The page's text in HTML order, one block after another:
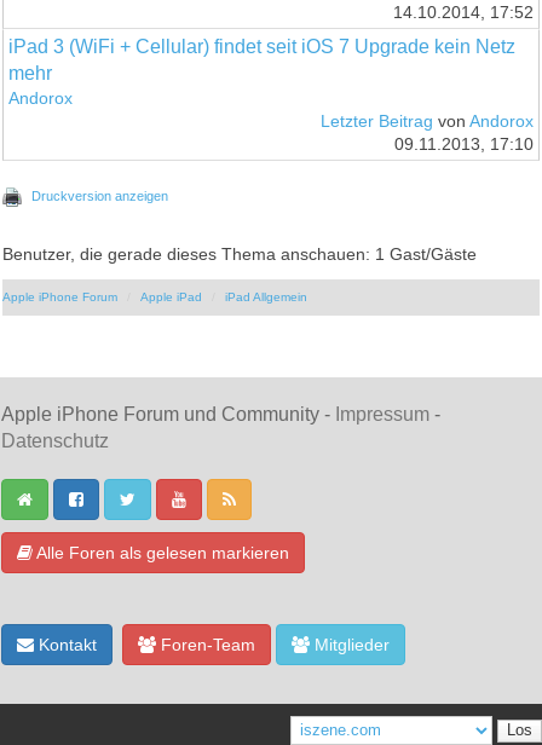
14.10.2014, 17:52
iPad 3 (WiFi + Cellular) findet seit iOS 7 Upgrade kein Netz
mehr
Andorox
Letzter Beitrag von Andorox
09.11.2013, 17:10
Druckversion anzeigen
Benutzer, die gerade dieses Thema anschauen: 1 Gast/Gäste
Apple iPhone Forum Apple iPad iPad Allgemein
Apple iPhone Forum und Community - Impressum -
Datenschutz
Alle Foren als gelesen markieren
Kontakt Foren-Team Mitglieder